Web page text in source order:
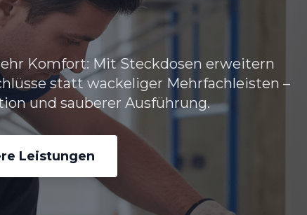
Komfort: MitSteckdosen erweitern
statt wackeliger Mehrfachleisten –
und sauberer Ausführung.
Leistungen